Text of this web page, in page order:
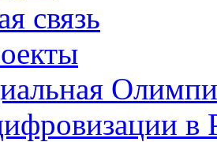
связь
в